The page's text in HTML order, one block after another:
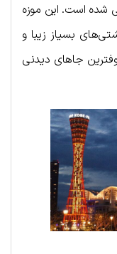
شده است. این موزه
بسیاز زیبا و
جاهای دیدنی